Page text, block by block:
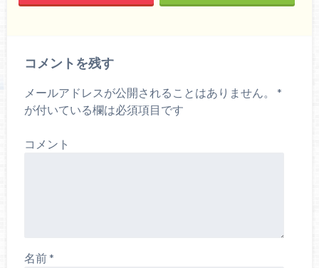
コメントを残す
メールアドレスが公開されることはありません。
*
が付いている欄は必須項目です
コメント
名前*